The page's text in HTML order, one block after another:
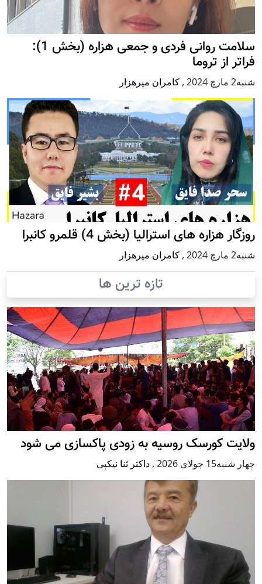
سلامت روانی فردی و جمعی هزاره (بخش 1):
فراتر از تروما
شنبه2 مارچ 2024 , کامران میرهزار
روزگار هزاره های استرالیا (بخش 4) قلمرو کانبرا
شنبه2 مارچ 2024 , کامران میرهزار
تازه ترین ها
ولایت کورسک روسیه به زودی پاکسازی می شود
چهار شنبه15 جولای 2026 , داکتر ثنا نیکپی